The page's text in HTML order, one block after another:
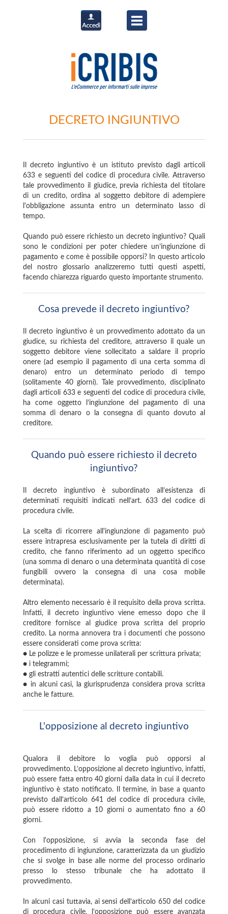
DECRETO INGIUNTIVO
Il decreto ingiuntivo è un istituto previsto dagli articoli
633 e seguenti del codice di procedura civile. Attraverso
tale provvedimento il giudice, previa richiesta del titolare
di un credito, ordina al soggetto debitore di adempiere
l'obbligazione assunta entro un determinato lasso di
tempo.
Quando può essere richiesto un decreto ingiuntivo? Quali
sono le condizioni per poter chiedere un’ingiunzione di
pagamento e come è possibile opporsi? In questo articolo
del nostro glossario analizzeremo tutti questi aspetti,
facendo chiarezza riguardo questo importante strumento.
Cosa prevede il decreto ingiuntivo?
Il decreto ingiuntivo è un provvedimento adottato da un
giudice, su richiesta del creditore, attraverso il quale un
soggetto debitore viene sollecitato a saldare il proprio
onere (ad esempio il pagamento di una certa somma di
denaro) entro un determinato periodo di tempo
(solitamente 40 giorni). Tale provvedimento, disciplinato
dagli articoli 633 e seguenti del codice di procedura civile,
ha come oggetto l’ingiunzione del pagamento di una
somma di denaro o la consegna di quanto dovuto al
creditore.
Quando può essere richiesto il decreto
ingiuntivo?
Il decreto ingiuntivo è subordinato all’esistenza di
determinati requisiti indicati nell’art. 633 del codice di
procedura civile.
La scelta di ricorrere all'ingiunzione di pagamento può
essere intrapresa esclusivamente per la tutela di diritti di
credito, che fanno riferimento ad un oggetto specifico
(una somma di denaro o una determinata quantità di cose
fungibili ovvero la consegna di una cosa mobile
determinata).
Altro elemento necessario è il requisito della prova scritta.
Infatti, il decreto ingiuntivo viene emesso dopo che il
creditore fornisce al giudice prova scritta del proprio
credito. La norma annovera tra i documenti che possono
essere considerati come prova scritta:
● Le polizze e le promesse unilaterali per scrittura privata;
● i telegrammi;
● gli estratti autentici delle scritture contabili.
● in alcuni casi, la giurisprudenza considera prova scritta
anche le fatture.
L'opposizione al decreto ingiuntivo
Qualora il debitore lo voglia può opporsi al
provvedimento. L’opposizione al decreto ingiuntivo, infatti,
può essere fatta entro 40 giorni dalla data in cui il decreto
ingiuntivo è stato notificato. Il termine, in base a quanto
previsto dall’articolo 641 del codice di procedura civile,
può essere ridotto a 10 giorni o aumentato fino a 60
giorni.
Con l'opposizione, si avvia la seconda fase del
procedimento di ingiunzione, caratterizzata da un giudizio
che si svolge in base alle norme del processo ordinario
presso lo stesso tribunale che ha adottato il
provvedimento.
In alcuni casi tuttavia, ai sensi dell’articolo 650 del codice
di procedura civile, l’opposizione può essere avanzata